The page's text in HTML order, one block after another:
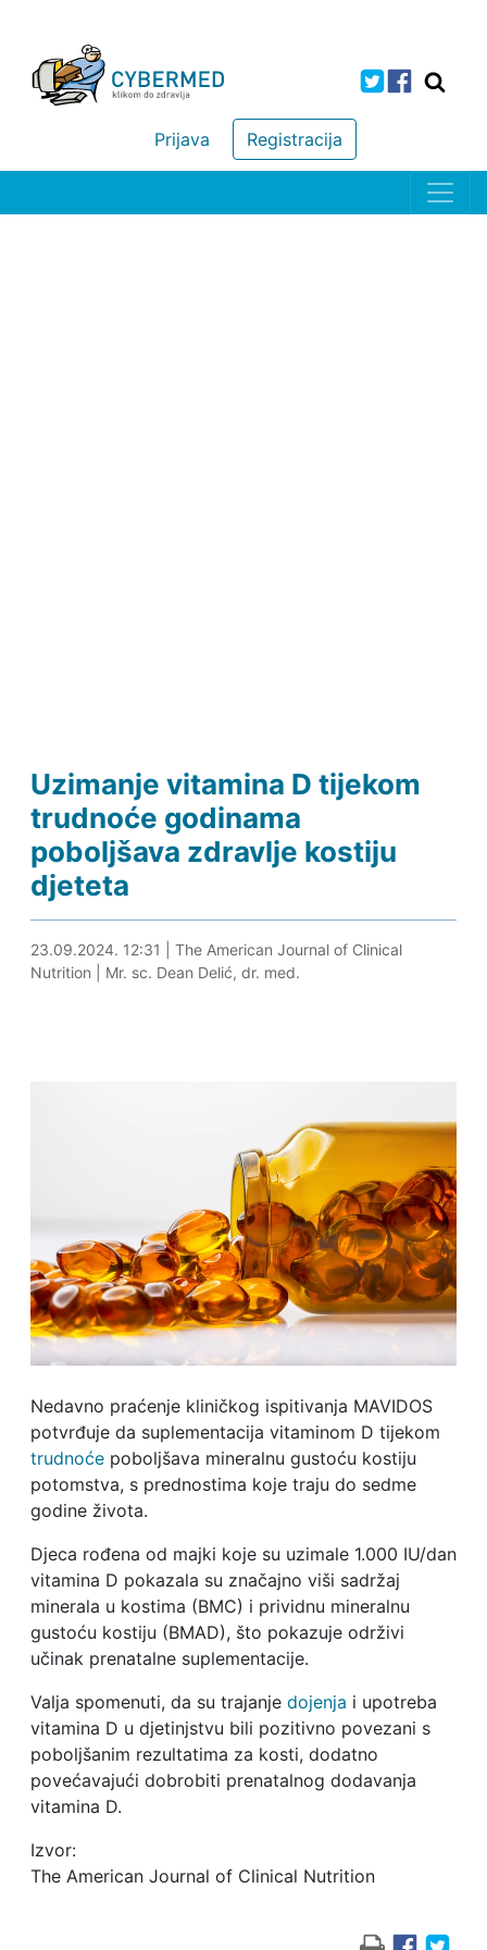
Registracija
Prijava
Uzimanje vitamina D tijekom
trudnoće godinama
poboljšava zdravlje kostiju
djeteta
23.09.2024. 12:42
23.09.2024. 12:31
The American Journal of Clinical
Nutrition
Mr. sc. Dean Delić, dr. med.
Nedavno praćenje kliničkog ispitivanja MAVIDOS
potvrđuje da suplementacija vitaminom D tijekom
trudnoćepoboljšava mineralnu gustoću kostiju
potomstva, s prednostima koje traju do sedme
godine života.
Djeca rođena od majki koje su uzimale 1.000 IU/dan
vitamina D pokazala su značajno viši sadržaj
minerala u kostima (BMC) i prividnu mineralnu
gustoću kostiju (BMAD), što pokazuje održivi
učinak prenatalne suplementacije.
Valja spomenuti, da su trajanje dojenja i upotreba
vitamina D u djetinjstvu bili pozitivno povezani s
poboljšanim rezultatima za kosti, dodatno
povećavajući dobrobiti prenatalnog dodavanja
vitamina D.
Izvor:
The American Journal of Clinical Nutrition